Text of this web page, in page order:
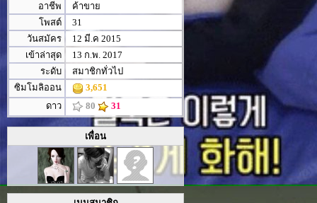
อาชีพ
ค้าขาย
โพสต์
31
วันสมัคร
12 มี.ค 2015
เข้าล่าสุด
13 ก.พ. 2017
ระดับ
สมาชิกทั่วไป
ซิมโมลิออน
3,651
ดาว
80 31
เพื่อน